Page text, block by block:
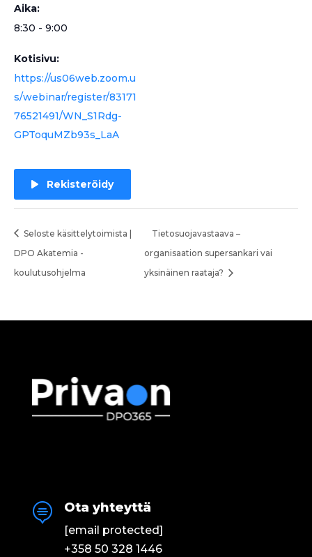
Aika:
8:30 - 9:00
Kotisivu:
https://us06web.zoom.u
s/webinar/register/83171
76521491/WN_S1Rdg-
GPToquMZb93s_LaA
Rekisteröidy
Seloste käsittelytoimista |
DPO Akatemia -
koulutusohjelma
Tietosuojavastaava –
organisaation supersankari vai
yksinäinen raataja?
 Ota yhteyttä
[email protected]
+358 50 328 1446